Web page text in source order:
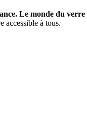
Le monde du
accessible à tous.